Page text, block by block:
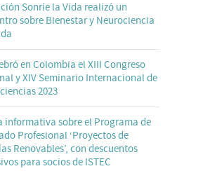
Sonríe la Vida realizó un
sobre Bienestar y Neurociencia
en Colombia el XIII Congreso
y XIV Seminario Internacional de
2023
informativa sobre el Programa de
Profesional ‘Proyectos de
Renovables’, con descuentos
para socios de ISTEC